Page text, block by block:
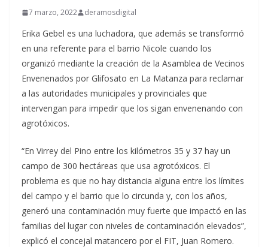
7 marzo, 2022 deramosdigital
Erika Gebel es una luchadora, que además se transformó
en una referente para el barrio Nicole cuando los
organizó mediante la creación de la Asamblea de Vecinos
Envenenados por Glifosato en La Matanza para reclamar
a las autoridades municipales y provinciales que
intervengan para impedir que los sigan envenenando con
agrotóxicos.
“En Virrey del Pino entre los kilómetros 35 y 37 hay un
campo de 300 hectáreas que usa agrotóxicos. El
problema es que no hay distancia alguna entre los límites
del campo y el barrio que lo circunda y, con los años,
generó una contaminación muy fuerte que impactó en las
familias del lugar con niveles de contaminación elevados”,
explicó el concejal matancero por el FIT, Juan Romero.